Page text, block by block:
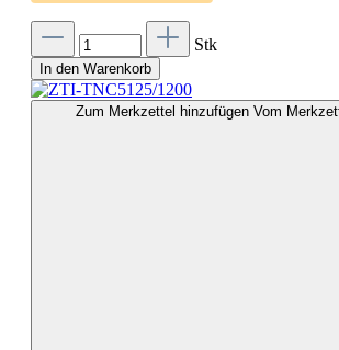
Stk
In den Warenkorb
Zum Merkzettel hinzufügen Vom